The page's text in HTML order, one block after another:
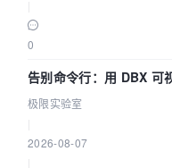
0
告别命令行：用 DBX
极限实验室
2026-08-07